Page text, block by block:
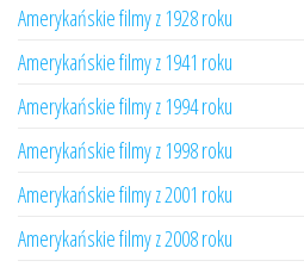
Amerykańskie filmy z 1928 roku
Amerykańskie filmy z 1941 roku
Amerykańskie filmy z 1994 roku
Amerykańskie filmy z 1998 roku
Amerykańskie filmy z 2001 roku
Amerykańskie filmy z 2008 roku